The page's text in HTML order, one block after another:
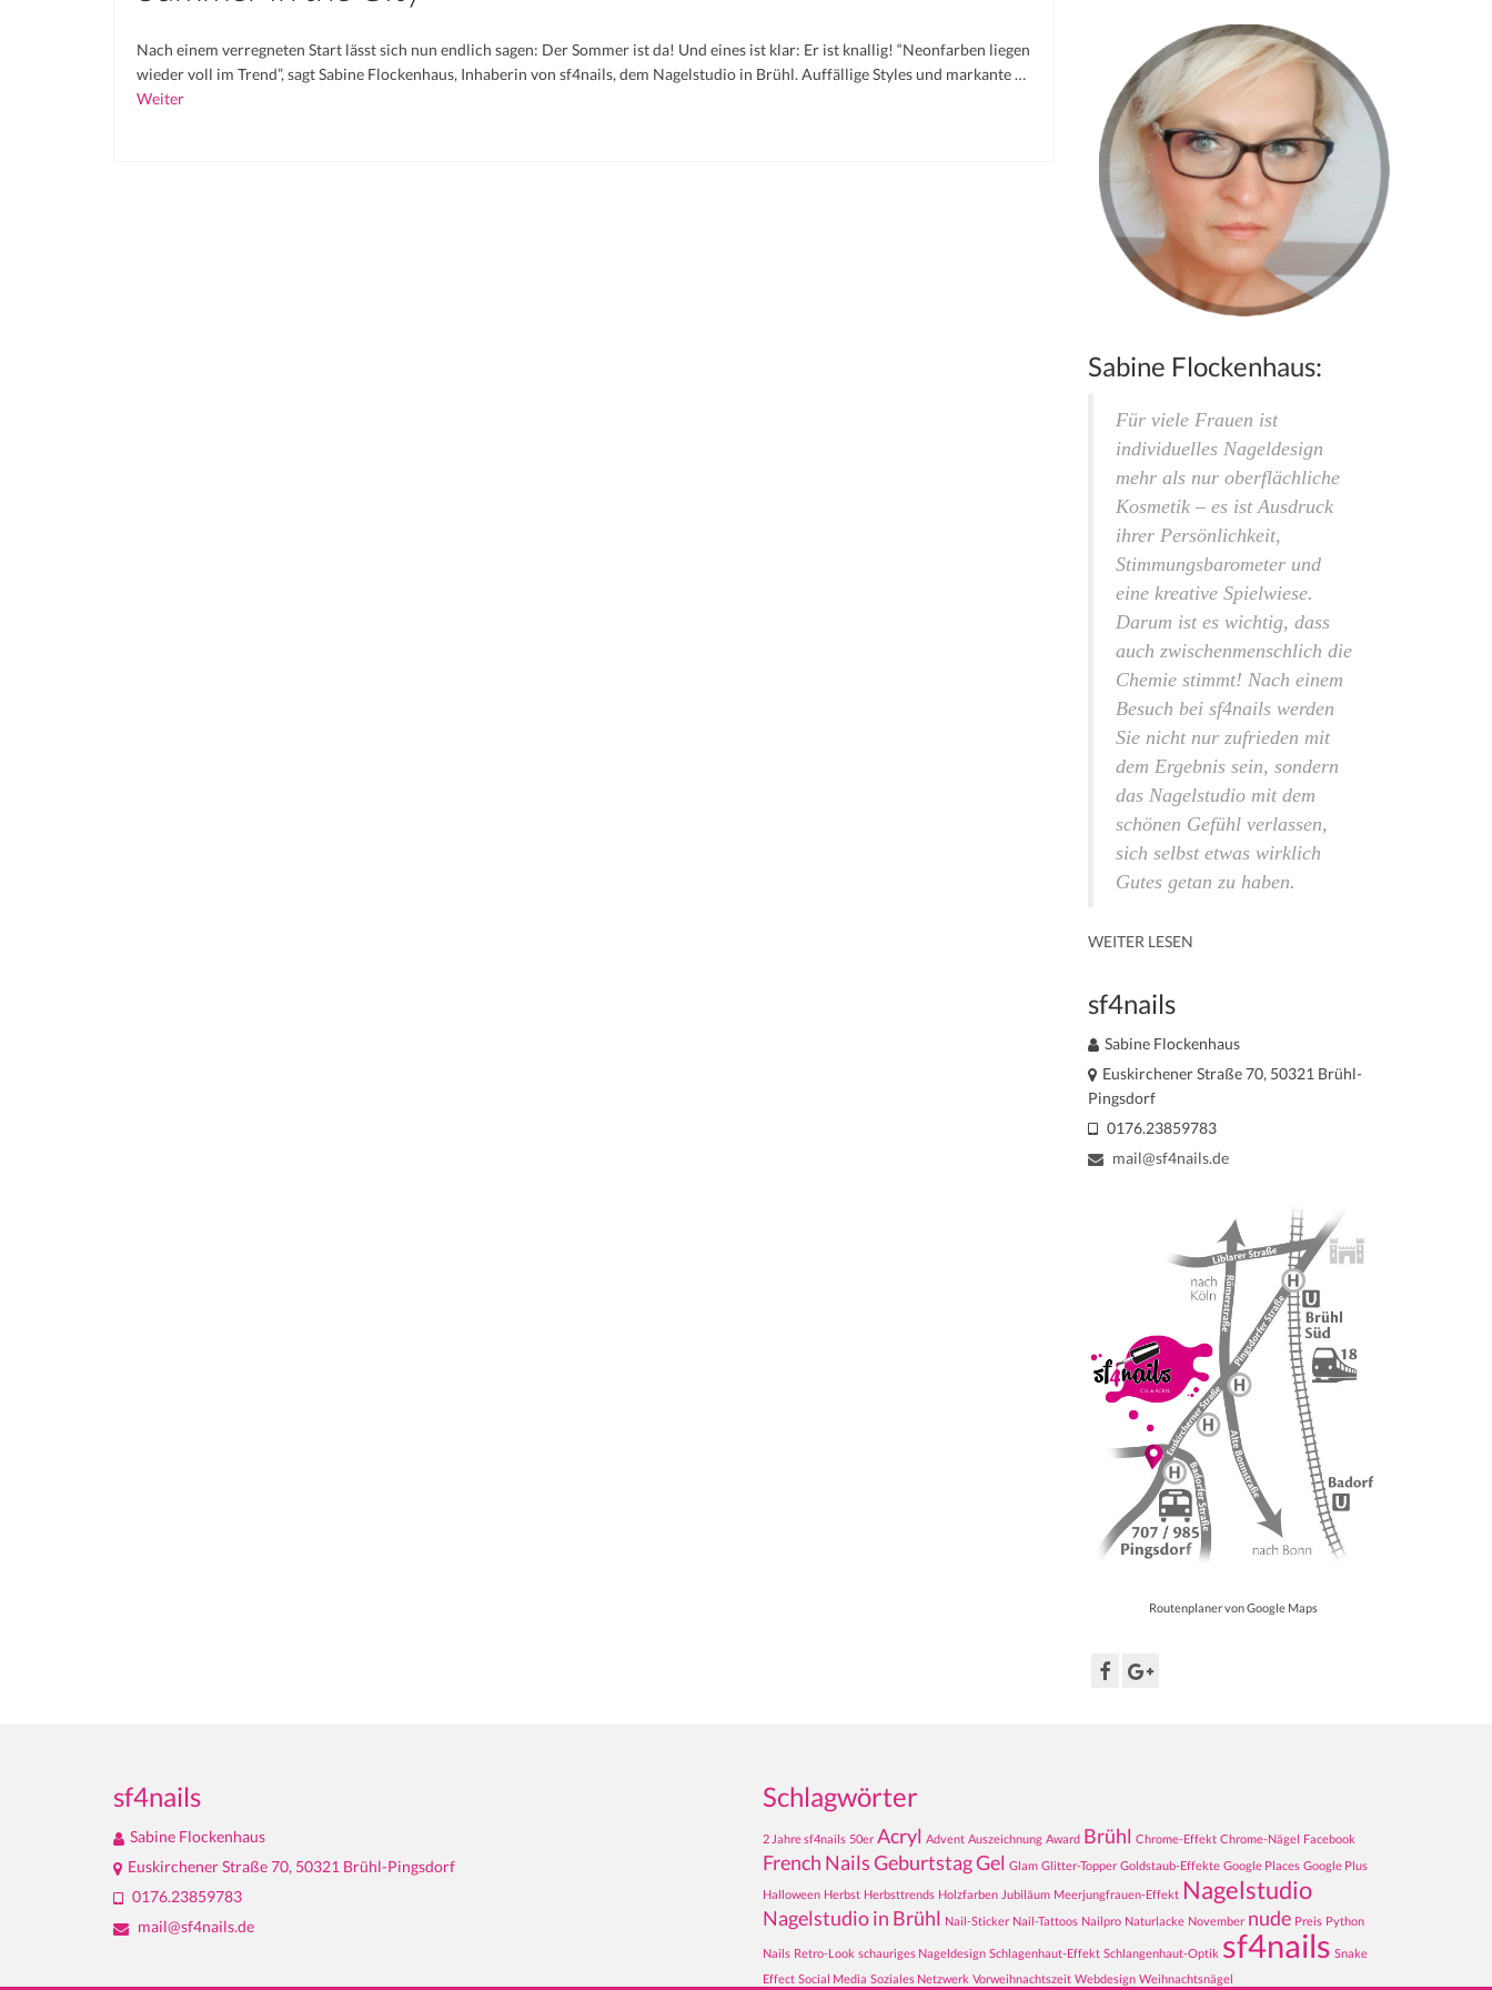
Nach einem verregneten Start lässt sich nun endlich sagen: Der Sommer ist da! Und eines ist klar: Er ist knallig! “Neonfarben liegen
wieder voll im Trend”, sagt Sabine Flockenhaus, Inhaberin von sf4nails, dem Nagelstudio in Brühl. Auffällige Styles und markante …
Weiter
Sabine Flockenhaus:
Für viele Frauen ist
individuelles Nageldesign
mehr als nur oberflächliche
Kosmetik – es ist Ausdruck
ihrer Persönlichkeit,
Stimmungsbarometer und
eine kreative Spielwiese.
Darum ist es wichtig, dass
auch zwischen­menschlich die
Chemie stimmt! Nach einem
Besuch bei sf4nails werden
Sie nicht nur zufrieden mit
dem Ergebnis sein, sondern
das Nagelstudio mit dem
schönen Gefühl verlassen,
sich selbst etwas wirklich
Gutes getan zu haben.
WEITER LESEN
sf4nails
Sabine Flockenhaus
Euskirchener Straße 70, 50321 Brühl-
Pingsdorf
0176.23859783
mail@sf4nails.de
Routenplaner von Google Maps
sf4nails
Sabine Flockenhaus
Euskirchener Straße 70, 50321 Brühl-Pingsdorf
0176.23859783
mail@sf4nails.de
Schlagwörter
2 Jahre sf4nails 50er Acryl Advent Auszeichnung Award Brühl Chrome-Effekt Chrome-Nägel Facebook
French NailsGeburtstagGel Glam Glitter-Topper Goldstaub-Effekte Google Places Google Plus
Halloween Herbst Herbsttrends Holzfarben Jubiläum Meerjungfrauen-Effekt Nagelstudio
Nagelstudio in Brühl Nail-Sticker Nail-Tattoos Nailpro Naturlacke November nude Preis Python
Nails Retro-Look schauriges Nageldesign Schlagenhaut-Effekt Schlangenhaut-Optik sf4nails Snake
Effect Social Media Soziales Netzwerk Vorweihnachtszeit Webdesign Weihnachtsnägel